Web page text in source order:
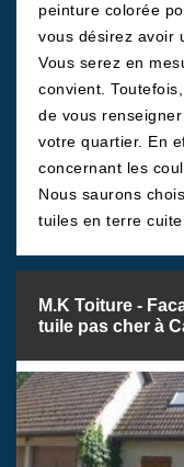
peinture colorée
vous désirez avoir
Vous serez en
convient.
de vous
votre quartier. En
concernant les
Nous saurons
tuiles en terre
M.K Toiture -
tuile pas cher à